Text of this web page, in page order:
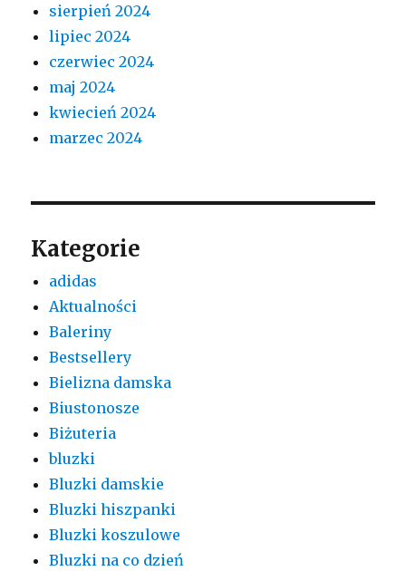
sierpień 2024
lipiec 2024
czerwiec 2024
maj 2024
kwiecień 2024
marzec 2024
Kategorie
adidas
Aktualności
Baleriny
Bestsellery
Bielizna damska
Biustonosze
Biżuteria
bluzki
Bluzki damskie
Bluzki hiszpanki
Bluzki koszulowe
Bluzki na co dzień